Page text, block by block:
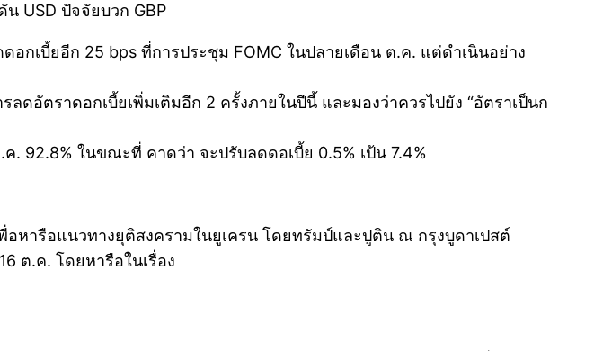
USD ปัจจัยบวก GBP
กเบี้ยอีก 25 bps ที่การประชุม FOMC ในปลายเดือน ต.ค. แต่ดำเนินอย่าง
ดอัตราดอกเบี้ยเพิ่มเติมอีก 2 ครั้งภายในปีนี้ และมองว่าควรไปยัง “อัตราเป็นก
92.8% ในขณะที่ คาดว่า จะปรับลดดอเบี้ย 0.5% เป้น 7.4%
หารือแนวทางยุติสงครามในยูเครน โดยทรัมป์และปูติน ณ กรุงบูดาเปสต์
ต.ค. โดยหารือในเรื่อง